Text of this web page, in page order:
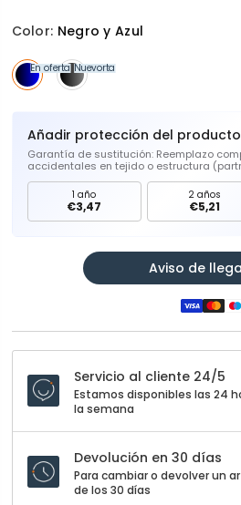
Color: Negro y Azul
En oferta En oferta
Nuevo
Añadir protección del producto
Garantía de sustitución: Reemplazo
accidentales en tejido o estructura
1 año
€3,47
2 años
€5,21
Aviso de
Servicio al cliente 24/5
Estamos disponibles las 24
la semana
Devolución en 30 días
Para cambiar o devolver un
de los 30 días